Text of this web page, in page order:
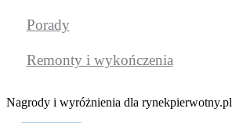
Porady
Remonty i wykończenia
Nagrody i wyróżnienia dla rynekpierwotny.pl